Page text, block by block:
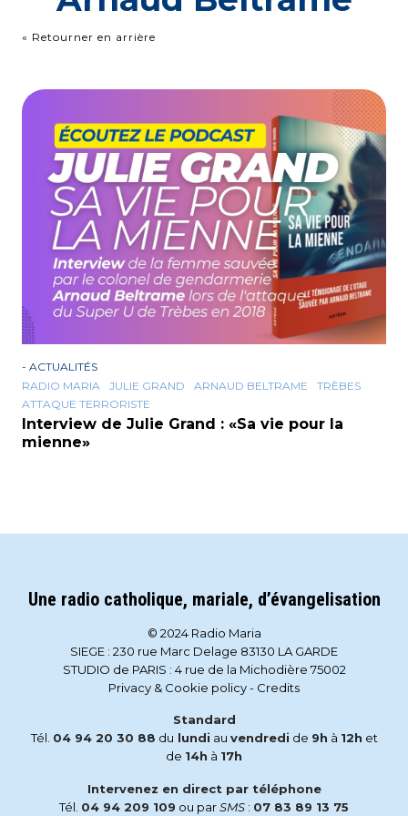
« Retourner en arrière
- ACTUALITÉS
RADIO MARIA
JULIE GRAND ARNAUD BELTRAME
TRÈBES
ATTAQUE TERRORISTE
Interview de Julie Grand : «Sa vie pour la
mienne»
Une radio catholique, mariale, d’évangelisation
© 2024 Radio Maria
SIEGE : 230 rue Marc Delage 83130 LA GARDE
STUDIO de PARIS : 4 rue de la Michodière 75002
Privacy & Cookie policy- Credits
Standard
Tél. 04 94 20 30 88 du lundi au vendredi de 9h à 12h et
de 14h à 17h
Intervenez en direct par téléphone
Tél. 04 94 209 109 ou parSMS : 07 83 89 13 75